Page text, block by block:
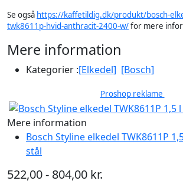
Se også https://kaffetildig.dk/produkt/bosch-
twk8611p-hvid-anthracit-2400-w/for mere
Mere information
Kategorier :[Elkedel] [Bosch]
Proshop reklame
Mere information
Bosch Styline elkedel TWK8611P
stål
522,00 - 804,00 kr.